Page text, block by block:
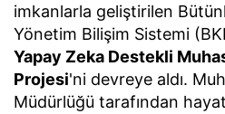
imkanlarla geliştirilen
Yönetim Bilişim Sistemi
Yapay Zeka Destekli
Projesi'ni devreye aldı.
Müdürlüğü tarafından